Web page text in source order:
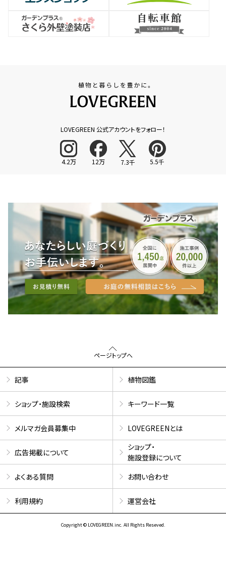
LOVEGREEN 公式アカウントをフォロー！
4.2万 12万 7.3千 5.5千
ページトップへ
記事 植物図鑑
ショップ・施設検索 キーワード一覧
メルマガ会員募集中 LOVEGREENとは
広告掲載について
ショップ・
施設登録について
よくある質問
お問い合わせ
利用規約 運営会社
Copyright © LOVEGREEN.inc. All Rights Reseved.